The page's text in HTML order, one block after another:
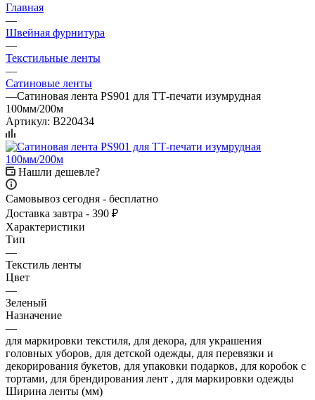
Главная
—
Швейная фурнитура
—
Текстильные ленты
—
Сатиновые ленты
—Сатиновая лента PS901 для ТТ-печати изумрудная
100мм/200м
Артикул: B220434
Нашли дешевле?
Самовывоз сегодня - бесплатно
Доставка завтра - 390 ₽
Характеристики
Тип
—
Текстиль ленты
Цвет
—
Зеленый
Назначение
—
для маркировки текстиля, для декора, для украшения
головных уборов, для детской одежды, для перевязки и
декорирования букетов, для упаковки подарков, для коробок с
тортами, для брендирования лент , для маркировки одежды
Ширина ленты (мм)